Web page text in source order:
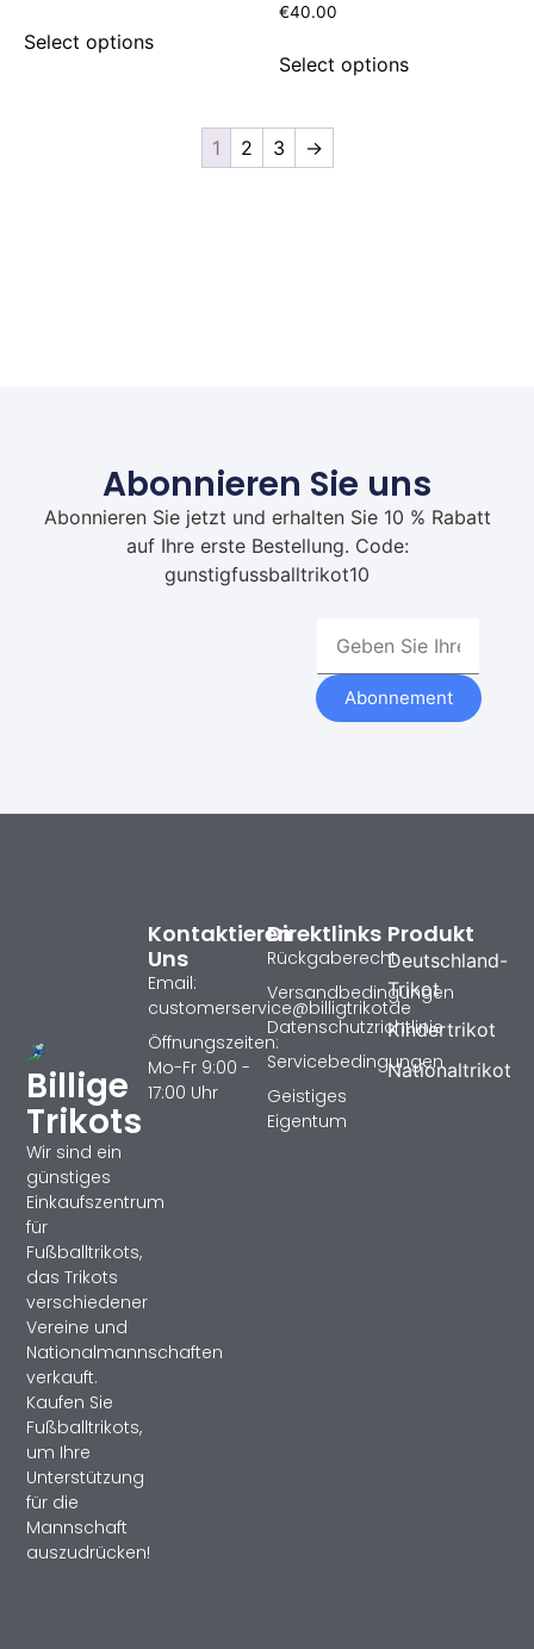
Select options
€40.00
Select options
1 2 3 →
Abonnieren Sie uns
Abonnieren Sie jetzt und erhalten Sie 10 % Rabatt
auf Ihre erste Bestellung. Code:
gunstigfussballtrikot10
Abonnement
Billige
Trikots
Wir sind ein
günstiges
Einkaufszentrum
für
Fußballtrikots,
das Trikots
verschiedener
Vereine und
Nationalmannschaften
verkauft.
Kaufen Sie
Fußballtrikots,
um Ihre
Unterstützung
für die
Mannschaft
auszudrücken!
Produkt
Deutschland-
Trikot
Kindertrikot
Nationaltrikot
Direktlinks
Rückgaberecht
Versandbedingungen
Datenschutzrichtlinie
Servicebedingungen
Geistiges
Eigentum
Kontaktieren
Uns
Email:
customerservice@billigtrikotde
Öffnungszeiten:
Mo-Fr 9:00 -
17:00 Uhr